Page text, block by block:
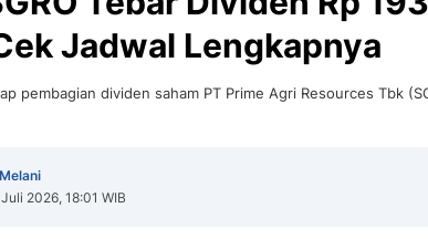
Jadwal Lengkapnya
pembagian dividen saham PT Prime Agri Resources Tbk
2026, 18:01 WIB